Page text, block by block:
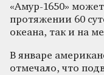
«Амур-1650»
протяжении 60
океана, так и на
В январе
отмечало, что